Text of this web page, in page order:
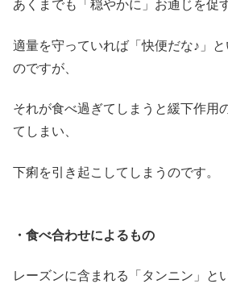
あくまでも「穏やかに」お通じを促
適量を守っていれば「快便だな♪」
のですが、
それが食べ過ぎてしまうと緩下作用
てしまい、
下痢を引き起こしてしまうのです。
・食べ合わせによるもの
レーズンに含まれる「タンニン」と